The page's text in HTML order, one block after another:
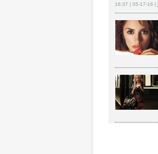
16:37 | 05-17-16 |